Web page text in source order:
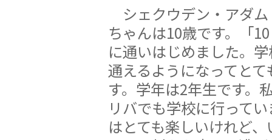
シェクウデン・アダ
ちゃんは10歳です。「
に通いはじめました。
通えるようになってとて
す。学年は2年生です。
リバでも学校に行って
はとても楽しいけれど